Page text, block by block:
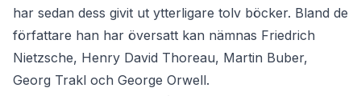
har sedan dess givit ut ytterligare tolv böcker. Bland de
författare han har översatt kan nämnas Friedrich
Nietzsche, Henry David Thoreau, Martin Buber,
Georg Trakl och George Orwell.